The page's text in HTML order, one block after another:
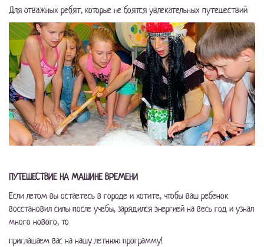
Для отважных ребят, которые не боятся увлекательных путешествий
ПУТЕШЕСТВИЕ НА МАШИНЕ ВРЕМЕНИ
Если летом вы остаетесь в городе и хотите, чтобы ваш ребенок
восстановил силы после учебы, зарядился энергией на весь год и узнал
много нового, то
приглашаем вас на нашу летнюю программу!